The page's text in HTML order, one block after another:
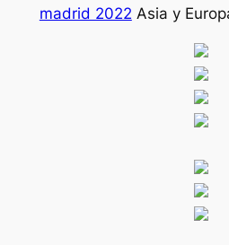
madrid 2022 Asia y